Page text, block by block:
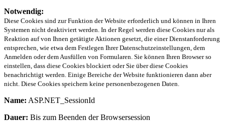
Notwendig:
Diese Cookies sind zur Funktion der Website erforderlich und können in Ihren
Systemen nicht deaktiviert werden. In der Regel werden diese Cookies nur als
Reaktion auf von Ihnen getätigte Aktionen gesetzt, die einer Dienstanforderung
entsprechen, wie etwa dem Festlegen Ihrer Datenschutzeinstellungen, dem
Anmelden oder dem Ausfüllen von Formularen. Sie können Ihren Browser so
einstellen, dass diese Cookies blockiert oder Sie über diese Cookies
benachrichtigt werden. Einige Bereiche der Website funktionieren dann aber
nicht. Diese Cookies speichern keine personenbezogenen Daten.
Name: ASP.NET_SessionId
Dauer: Bis zum Beenden der Browsersession